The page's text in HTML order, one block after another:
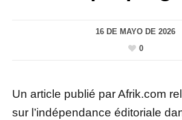
16 DE MAYO DE 2026
0
Un article publié par Afrik.com
sur l’indépendance éditoriale